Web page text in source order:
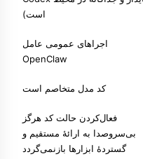
است)
اجراهای عمومی عامل
OpenClaw
کد مدل متخاصم است
فعال‌کردن حالت کد هرگز
بی‌سروصدا به ارائهٔ مستقیم و
گستردهٔ ابزارها بازنمی‌گردد